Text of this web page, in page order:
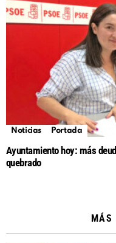
Noticias Portada
Ayuntamiento hoy: más
quebrado
MÁS